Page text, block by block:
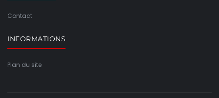
Contact
INFORMATIONS
Plan du site